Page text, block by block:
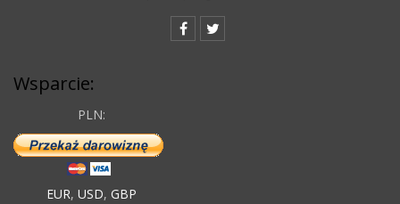
Wsparcie:
PLN:
EUR, USD, GBP